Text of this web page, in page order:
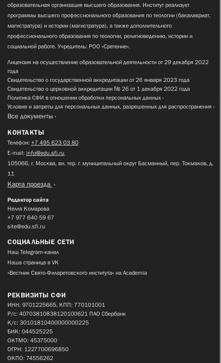
образовательная организация высшего образования. Институт реализует
программы высшего профессионального образования по теологии (бакалавриат,
магистратура) и истории (магистратура), а также дополнительного
профессионального образования по теологии, религиоведению, истории и
социальной работе. Учредитель: РОО «Сретение».
Лицензия на осуществление образовательной деятельности от 29 декабря 2022
года
Свидетельство о государственной аккредитации от 26 января 2023 года
Свидетельство о церковной аккредитации № 26 от 1 декабря 2022 года
Политика СФИ в отношении обработки персональных данных
Условия и запреты для персональных данных, разрешенных для распространения
Все документы
КОНТАКТЫ
Телефон: +7 495 623 03 80
E-mail: info@edu.sfi.ru
105066, г. Москва, вн. тер. г. муниципальный округ Басманный, пер. Токмаков, д.
11
Карта проезда
Редактор сайта
Нелля Комарова
+7 977 640 59 67
site@edu.sfi.ru
СОЦИАЛЬНЫЕ СЕТИ
Наш Telegram-канал
Наша страница в VK
«Вестник Свято-Филаретовского института» на Academia
РЕКВИЗИТЫ СФИ
ИНН: 9701225665, КПП: 770101001
Р/с: 40703810838120100621 ПАО Сбербанк
К/с: 30101810400000000225
БИК: 044525225
ОКТМО: 45375000
ОГРН: 1227700696850
ОКПО: 74556262